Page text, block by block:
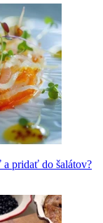
a pridať do šalátov?